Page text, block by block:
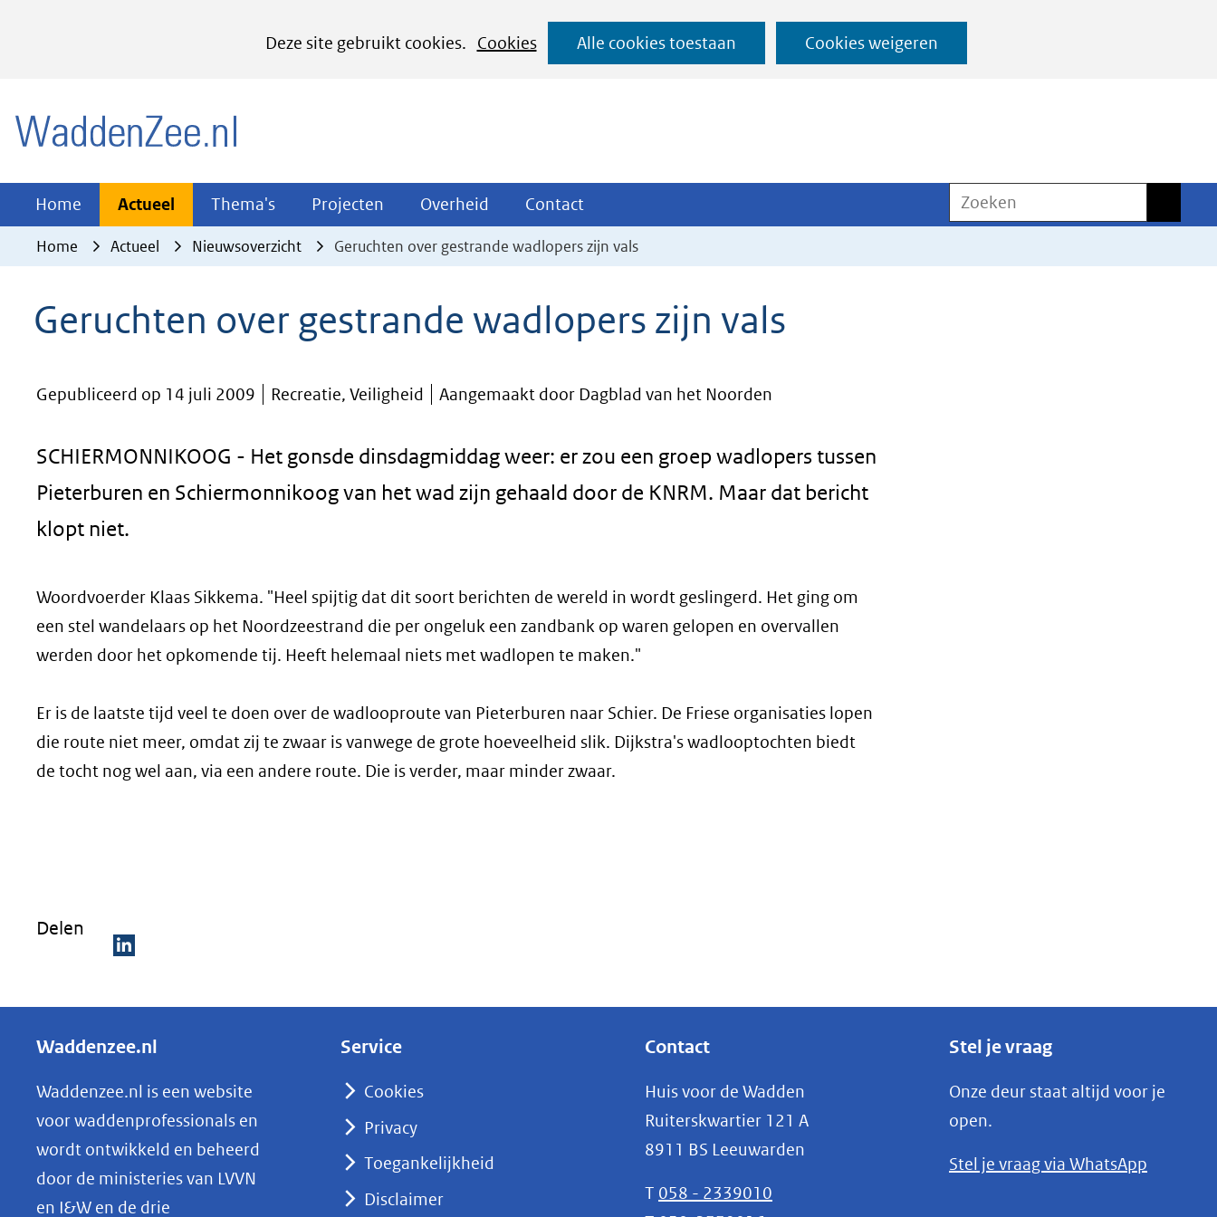
Deze site gebruikt cookies.
Cookies
het
cookies
website
worden
Alle cookies toestaan Cookies weigeren
Ga
naar
Home Actueel Actueel
Uitklappen
Thema's Thema's
Uitklappen
Projecten Projecten
Uitklappen
Overheid Overheid
Uitklappen
Contact
Uitklappen
Zoeken
Home Actueel Nieuwsoverzicht Geruchten over gestrande wadlopers zijn vals
Geruchten over gestrande wadlopers zijn vals
Gepubliceerd op 14 juli 2009 Recreatie, Veiligheid Aangemaakt door Dagblad van het Noorden
SCHIERMONNIKOOG - Het gonsde dinsdagmiddag weer: er zou een groep wadlopers tussen
Pieterburen en Schiermonnikoog van het wad zijn gehaald door de KNRM. Maar dat bericht
klopt niet.
Woordvoerder Klaas Sikkema. "Heel spijtig dat dit soort berichten de wereld in wordt geslingerd. Het ging om
een stel wandelaars op het Noordzeestrand die per ongeluk een zandbank op waren gelopen en overvallen
werden door het opkomende tij. Heeft helemaal niets met wadlopen te maken."
Er is de laatste tijd veel te doen over de wadlooproute van Pieterburen naar Schier. De Friese organisaties lopen
die route niet meer, omdat zij te zwaar is vanwege de grote hoeveelheid slik. Dijkstra's wadlooptochten biedt
de tocht nog wel aan, via een andere route. Die is verder, maar minder zwaar.
Delen
e
e
n
o
p
L
Waddenzee.nl
Waddenzee.nl is een website
voor waddenprofessionals en
wordt ontwikkeld en beheerd
door de ministeries van LVVN
en I&W en de drie
Service
Cookies
Privacy
Toegankelijkheid
Disclaimer
Contact
Huis voor de Wadden
Ruiterskwartier 121 A
8911 BS Leeuwarden
T 058 - 2339010
Stel je vraag
Onze deur staat altijd voor je
open.
Stel je vraag via WhatsApp